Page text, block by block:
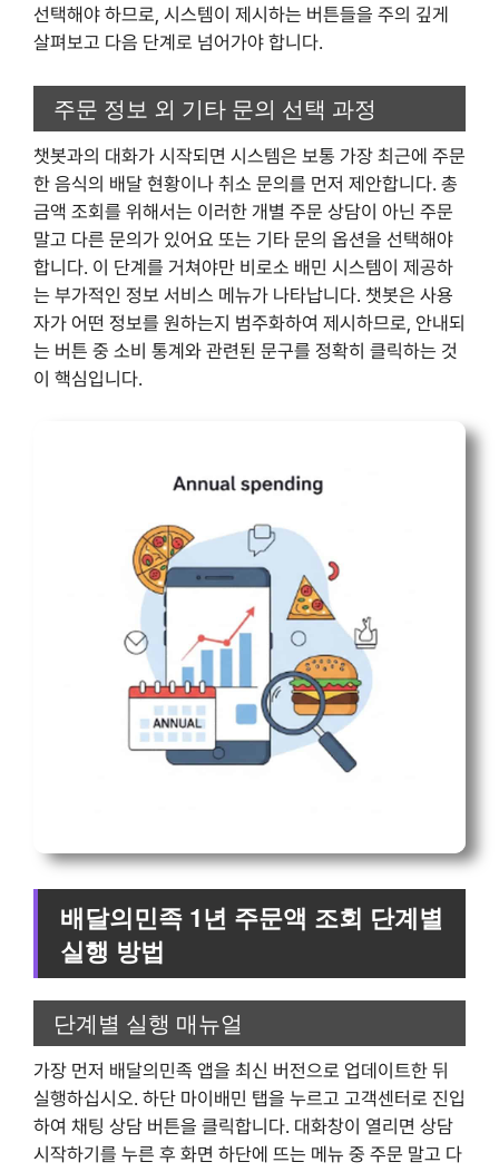
선택해야 하므로, 시스템이 제시하는 버튼들을 주의 깊게
살펴보고 다음 단계로 넘어가야 합니다.
주문 정보 외 기타 문의 선택 과정
챗봇과의 대화가 시작되면 시스템은 보통 가장 최근에 주문
한 음식의 배달 현황이나 취소 문의를 먼저 제안합니다. 총
금액 조회를 위해서는 이러한 개별 주문 상담이 아닌 주문
말고 다른 문의가 있어요 또는 기타 문의 옵션을 선택해야
합니다. 이 단계를 거쳐야만 비로소 배민 시스템이 제공하
는 부가적인 정보 서비스 메뉴가 나타납니다. 챗봇은 사용
자가 어떤 정보를 원하는지 범주화하여 제시하므로, 안내되
는 버튼 중 소비 통계와 관련된 문구를 정확히 클릭하는 것
이 핵심입니다.
배달의민족 1년 주문액 조회 단계별
실행 방법
단계별 실행 매뉴얼
가장 먼저 배달의민족 앱을 최신 버전으로 업데이트한 뒤
실행하십시오. 하단 마이배민 탭을 누르고 고객센터로 진입
하여 채팅 상담 버튼을 클릭합니다. 대화창이 열리면 상담
시작하기를 누른 후 화면 하단에 뜨는 메뉴 중 주문 말고 다